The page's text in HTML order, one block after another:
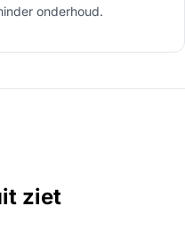
onderhoud.
ziet